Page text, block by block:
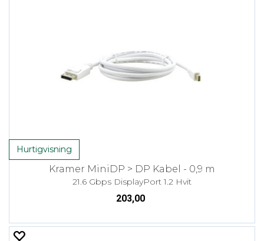
Hurtigvisning
Kramer MiniDP > DP Kabel - 0,9 m
21.6 Gbps DisplayPort 1.2 Hvit
203,00